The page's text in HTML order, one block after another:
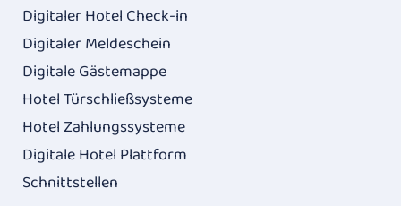
Digitaler Hotel Check-in
Digitaler Meldeschein
Digitale Gästemappe
Hotel Türschließsysteme
Hotel Zahlungssysteme
Digitale Hotel Plattform
Schnittstellen